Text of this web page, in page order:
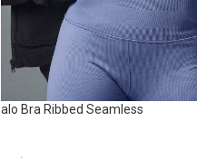
alo Bra Ribbed Seamless